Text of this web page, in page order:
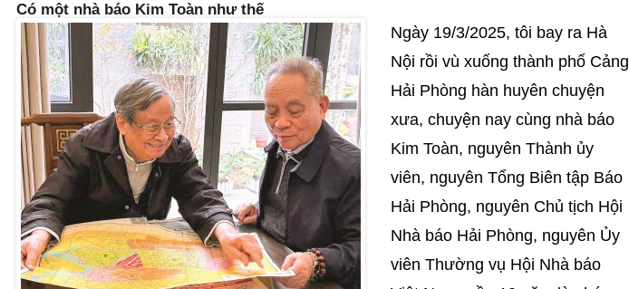
Có một nhà báo Kim Toàn như thế
Ngày 19/3/2025, tôi bay ra Hà
Nội rồi vù xuống thành phố Cảng
Hải Phòng hàn huyên chuyện
xưa, chuyện nay cùng nhà báo
Kim Toàn, nguyên Thành ủy
viên, nguyên Tổng Biên tập Báo
Hải Phòng, nguyên Chủ tịch Hội
Nhà báo Hải Phòng, nguyên Ủy
viên Thường vụ Hội Nhà báo